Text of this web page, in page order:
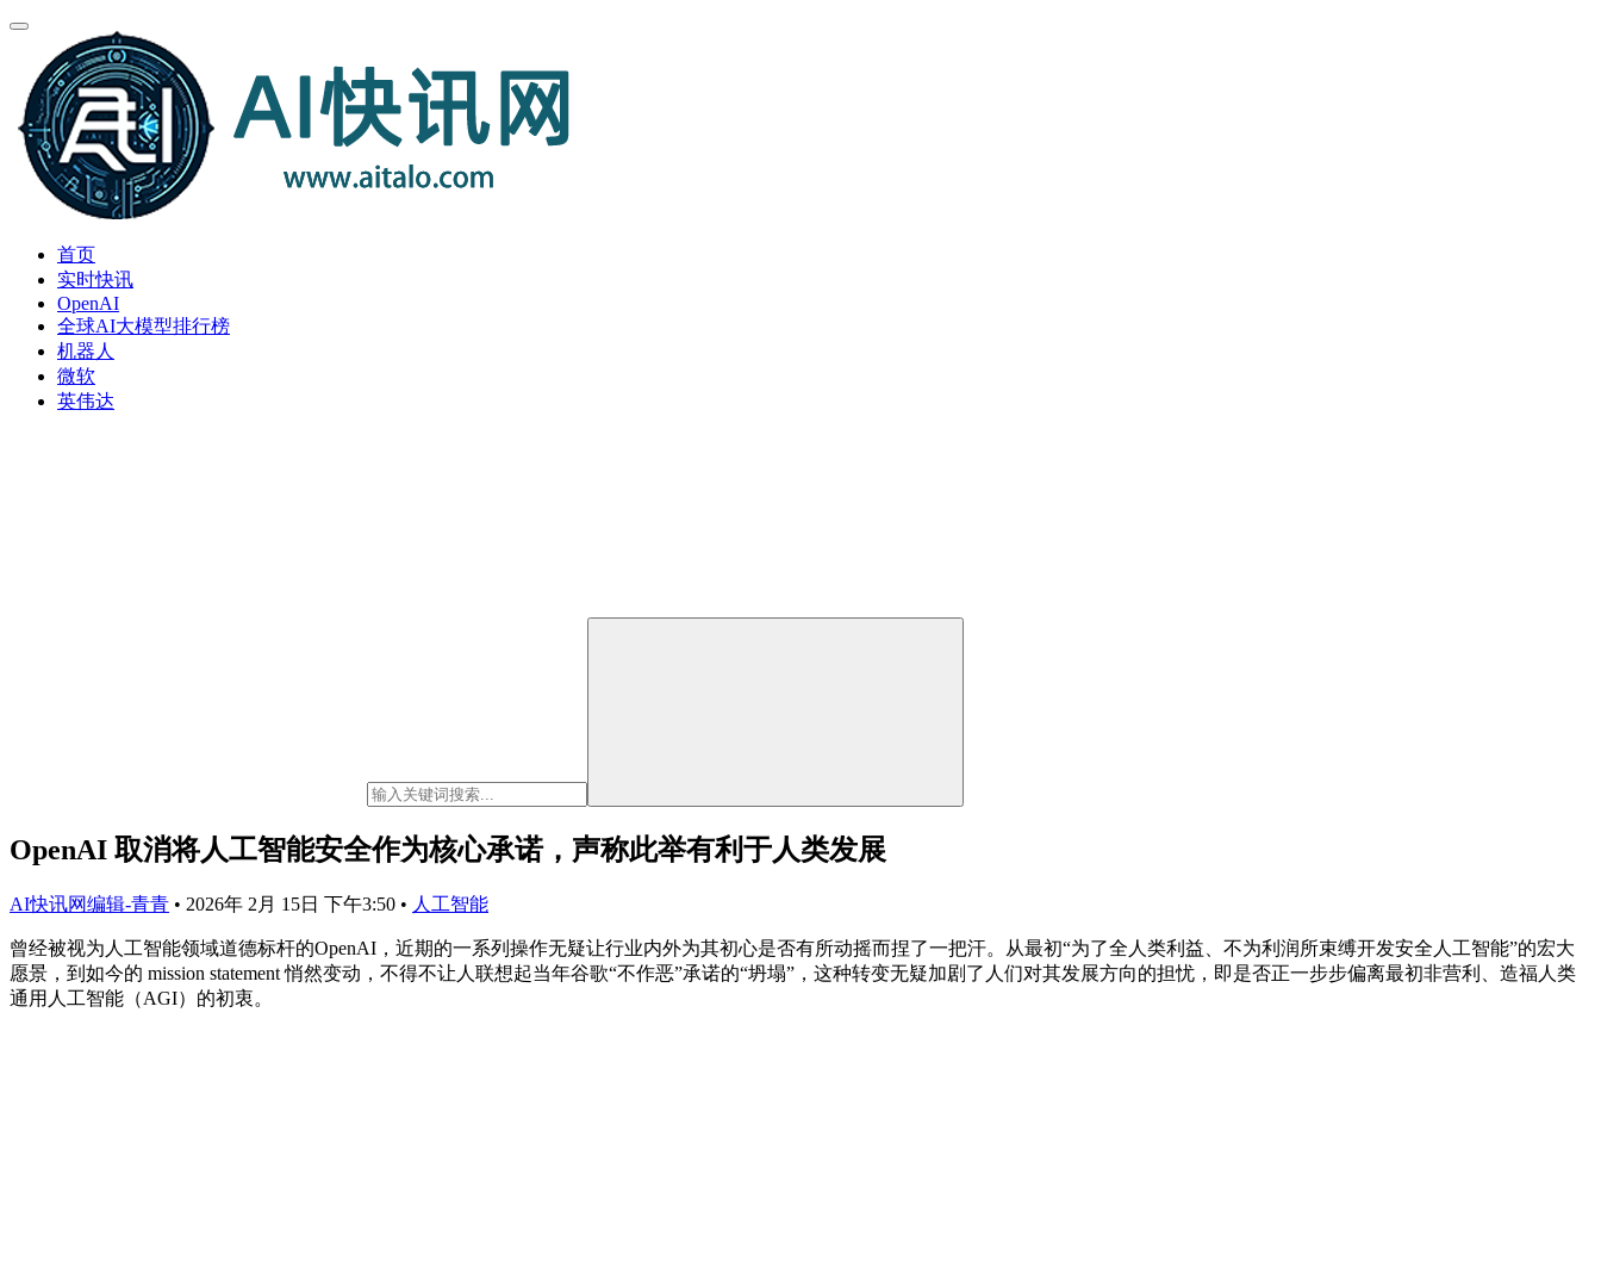
首页
实时快讯
OpenAI
全球AI大模型排行榜
机器人
微软
英伟达
OpenAI 取消将人工智能安全作为核心承诺，声称此举有利于人类发展
AI快讯网编辑-青青 • 2026年 2月 15日 下午3:50 • 人工智能
曾经被视为人工智能领域道德标杆的OpenAI，近期的一系列操作无疑让行业内外为其初心是否有所动摇而捏了一把汗。从最初“为了全人类利益、不为利润所束缚开发安全人工智能”的宏大
愿景，到如今的 mission statement 悄然变动，不得不让人联想起当年谷歌“不作恶”承诺的“坍塌”，这种转变无疑加剧了人们对其发展方向的担忧，即是否正一步步偏离最初非营利、造福人类
通用人工智能（AGI）的初衷。